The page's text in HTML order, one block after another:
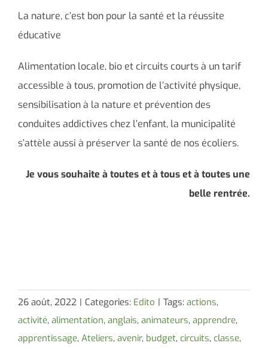
La nature, c’est bon pour la santé et la réussite
éducative
Alimentation locale, bio et circuits courts à un tarif
accessible à tous, promotion de l’activité physique,
sensibilisation à la nature et prévention des
conduites addictives chez l’enfant, la municipalité
s’attèle aussi à préserver la santé de nos écoliers.
Je vous souhaite à toutes et à tous et à toutes une
belle rentrée.
26 août, 2022 | Categories: Edito | Tags: actions,
activité, alimentation, anglais, animateurs, apprendre,
apprentissage, Ateliers, avenir, budget, circuits, classe,